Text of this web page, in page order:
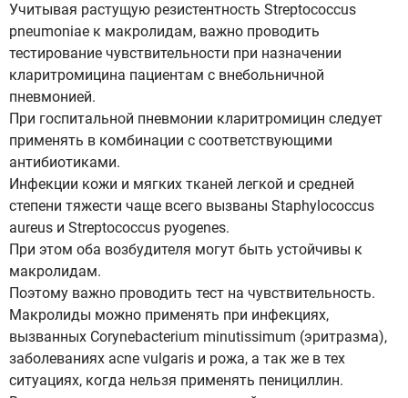
Учитывая растущую резистентность Streptococcus
pneumoniae к макролидам, важно проводить
тестирование чувствительности при назначении
кларитромицина пациентам с внебольничной
пневмонией.
При госпитальной пневмонии кларитромицин следует
применять в комбинации с соответствующими
антибиотиками.
Инфекции кожи и мягких тканей легкой и средней
степени тяжести чаще всего вызваны Staphylococcus
aureus и Streptococcus pyogenes.
При этом оба возбудителя могут быть устойчивы к
макролидам.
Поэтому важно проводить тест на чувствительность.
Макролиды можно применять при инфекциях,
вызванных Corynebacterium minutissimum (эритразма),
заболеваниях acne vulgaris и рожа, а так же в тех
ситуациях, когда нельзя применять пенициллин.